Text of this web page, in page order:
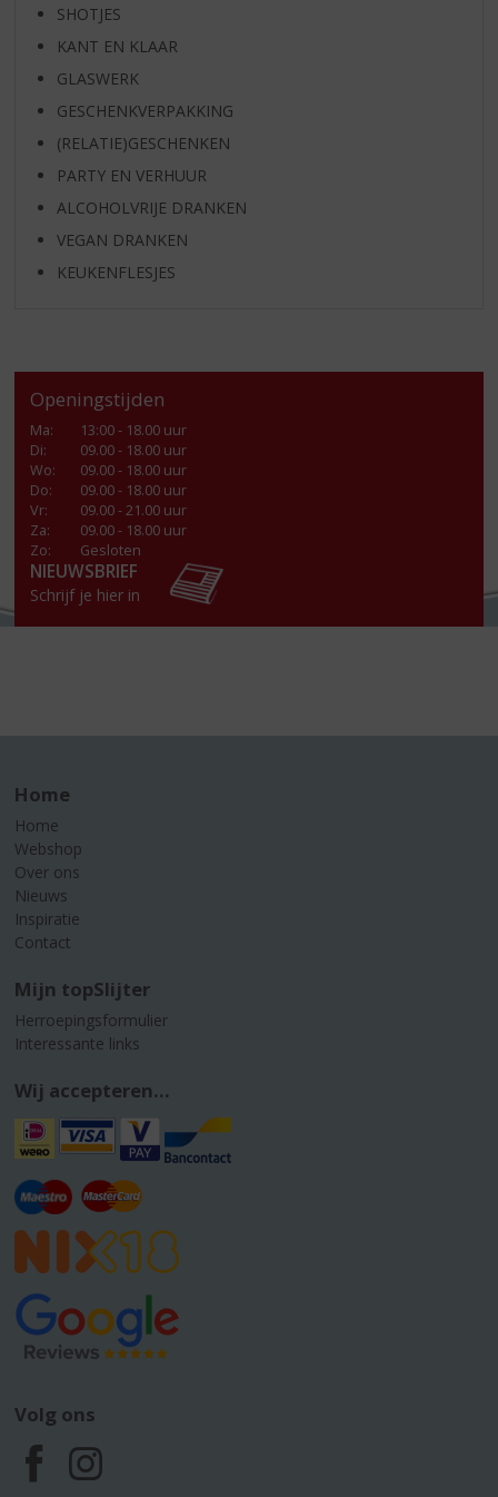
SHOTJES
KANT EN KLAAR
GLASWERK
GESCHENKVERPAKKING
(RELATIE)GESCHENKEN
PARTY EN VERHUUR
ALCOHOLVRIJE DRANKEN
VEGAN DRANKEN
KEUKENFLESJES
Openingstijden
Ma:
13:00 - 18.00 uur
Di:
09.00 - 18.00 uur
Wo:
09.00 - 18.00 uur
Do:
09.00 - 18.00 uur
Vr:
09.00 - 21.00 uur
Za:
09.00 - 18.00 uur
Zo:
Gesloten
NIEUWSBRIEF
Schrijf je hier in
Home
Home
Webshop
Over ons
Nieuws
Inspiratie
Contact
Mijn topSlijter
Herroepingsformulier
Interessante links
Wij accepteren...
Volg ons
F
I